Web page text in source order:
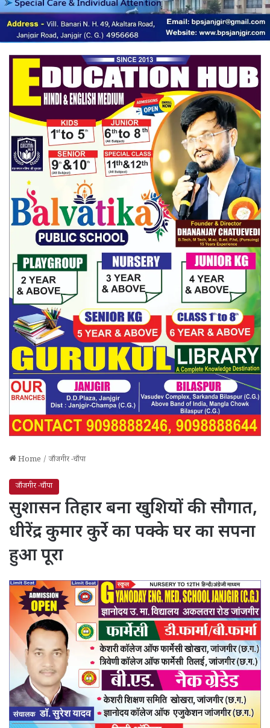
Home / जाँजगीर -चाँपा
जाँजगीर -चाँपा
सुशासन तिहार बना खुशियों की सौगात,
धीरेंद्र कुमार कुर्रे का पक्के घर का सपना
हुआ पूरा